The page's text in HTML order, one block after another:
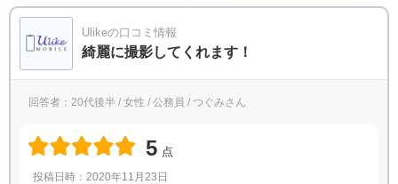
Ulikeの口コミ情報
綺麗に撮影してくれます！
回答者：20代後半 / 女性 / 公務員 / つぐみさん
5 点
投稿日時：2020年11月23日